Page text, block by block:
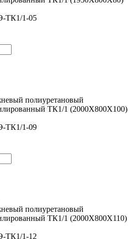
1-05
полиуретановый
ТК1/1 (2000Х800Х100)
1-09
полиуретановый
ТК1/1 (2000Х800Х110)
1-12